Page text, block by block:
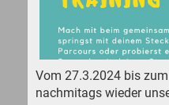
Vom 27.3.2024 bis
nachmitags wieder